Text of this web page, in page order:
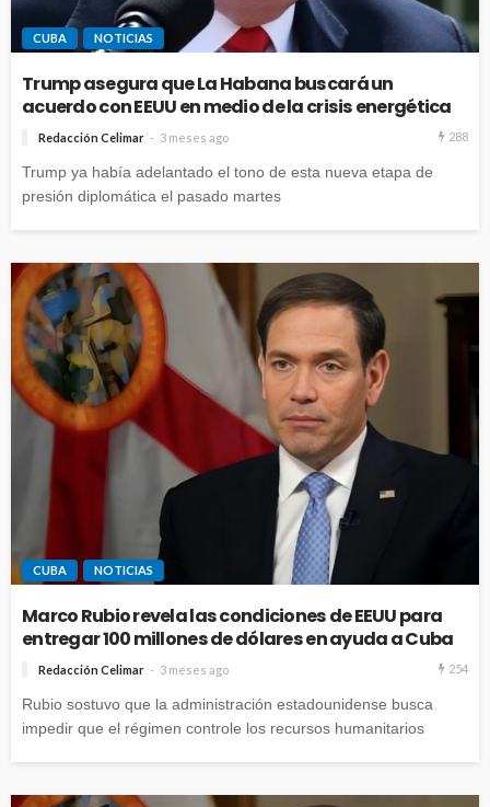
CUBA NOTICIAS
Trump asegura que La Habana buscará un
acuerdo con EEUU en medio de la crisis energética
Redacción Celimar 3 meses ago 288
Trump ya había adelantado el tono de esta nueva etapa de
presión diplomática el pasado martes
CUBA NOTICIAS
Marco Rubio revela las condiciones de EEUU para
entregar 100 millones de dólares en ayuda a Cuba
Redacción Celimar 3 meses ago 254
Rubio sostuvo que la administración estadounidense busca
impedir que el régimen controle los recursos humanitarios